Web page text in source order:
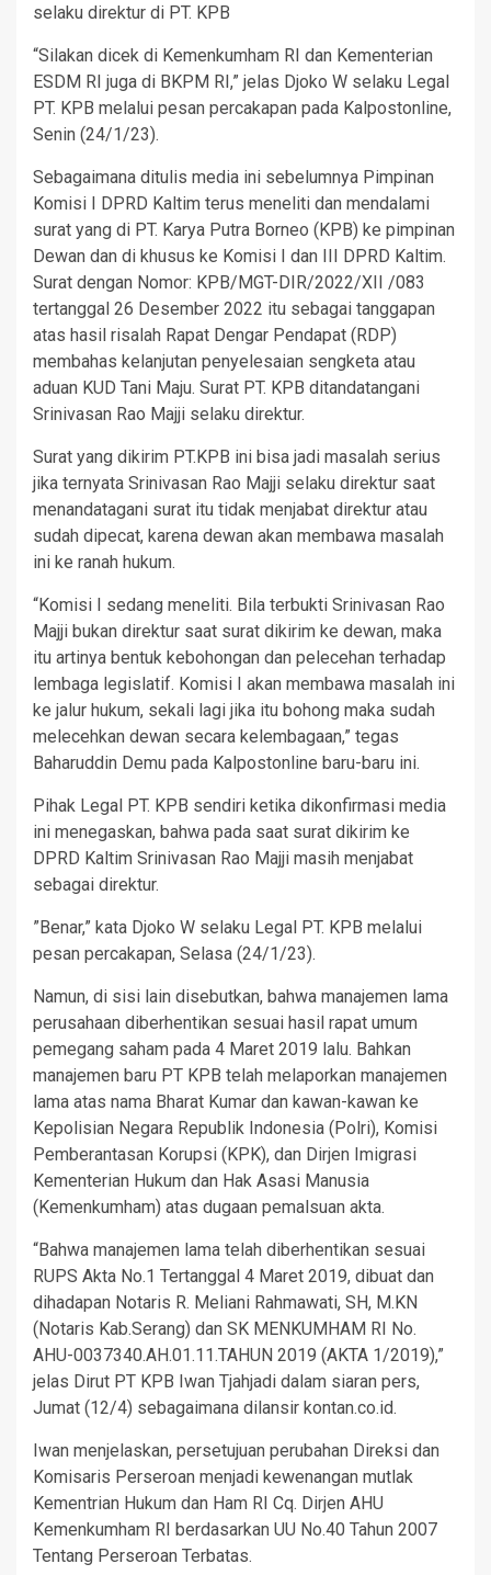
selaku direktur di PT. KPB
“Silakan dicek di Kemenkumham RI dan Kementerian
ESDM RI juga di BKPM RI,” jelas Djoko W selaku Legal
PT. KPB melalui pesan percakapan pada Kalpostonline,
Senin (24/1/23).
Sebagaimana ditulis media ini sebelumnya Pimpinan
Komisi I DPRD Kaltim terus meneliti dan mendalami
surat yang di PT. Karya Putra Borneo (KPB) ke pimpinan
Dewan dan di khusus ke Komisi I dan III DPRD Kaltim.
Surat dengan Nomor: KPB/MGT-DIR/2022/XII /083
tertanggal 26 Desember 2022 itu sebagai tanggapan
atas hasil risalah Rapat Dengar Pendapat (RDP)
membahas kelanjutan penyelesaian sengketa atau
aduan KUD Tani Maju. Surat PT. KPB ditandatangani
Srinivasan Rao Majji selaku direktur.
Surat yang dikirim PT.KPB ini bisa jadi masalah serius
jika ternyata Srinivasan Rao Majji selaku direktur saat
menandatagani surat itu tidak menjabat direktur atau
sudah dipecat, karena dewan akan membawa masalah
ini ke ranah hukum.
“Komisi I sedang meneliti. Bila terbukti Srinivasan Rao
Majji bukan direktur saat surat dikirim ke dewan, maka
itu artinya bentuk kebohongan dan pelecehan terhadap
lembaga legislatif. Komisi I akan membawa masalah ini
ke jalur hukum, sekali lagi jika itu bohong maka sudah
melecehkan dewan secara kelembagaan,” tegas
Baharuddin Demu pada Kalpostonline baru-baru ini.
Pihak Legal PT. KPB sendiri ketika dikonfirmasi media
ini menegaskan, bahwa pada saat surat dikirim ke
DPRD Kaltim Srinivasan Rao Majji masih menjabat
sebagai direktur.
”Benar,” kata Djoko W selaku Legal PT. KPB melalui
pesan percakapan, Selasa (24/1/23).
Namun, di sisi lain disebutkan, bahwa manajemen lama
perusahaan diberhentikan sesuai hasil rapat umum
pemegang saham pada 4 Maret 2019 lalu. Bahkan
manajemen baru PT KPB telah melaporkan manajemen
lama atas nama Bharat Kumar dan kawan-kawan ke
Kepolisian Negara Republik Indonesia (Polri), Komisi
Pemberantasan Korupsi (KPK), dan Dirjen Imigrasi
Kementerian Hukum dan Hak Asasi Manusia
(Kemenkumham) atas dugaan pemalsuan akta.
“Bahwa manajemen lama telah diberhentikan sesuai
RUPS Akta No.1 Tertanggal 4 Maret 2019, dibuat dan
dihadapan Notaris R. Meliani Rahmawati, SH, M.KN
(Notaris Kab.Serang) dan SK MENKUMHAM RI No.
AHU-0037340.AH.01.11.TAHUN 2019 (AKTA 1/2019),”
jelas Dirut PT KPB Iwan Tjahjadi dalam siaran pers,
Jumat (12/4) sebagaimana dilansir kontan.co.id.
Iwan menjelaskan, persetujuan perubahan Direksi dan
Komisaris Perseroan menjadi kewenangan mutlak
Kementrian Hukum dan Ham RI Cq. Dirjen AHU
Kemenkumham RI berdasarkan UU No.40 Tahun 2007
Tentang Perseroan Terbatas.